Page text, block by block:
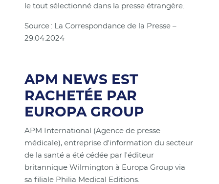
le tout sélectionné dans la presse étrangère.
Source : La Correspondance de la Presse –
29.04.2024
APM NEWS EST
RACHETÉE PAR
EUROPA GROUP
APM International (Agence de presse
médicale), entreprise d'information du secteur
de la santé a été cédée par l'éditeur
britannique Wilmington à Europa Group via
sa filiale Philia Medical Editions.